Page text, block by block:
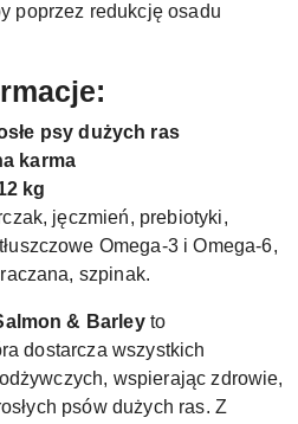
poprzez redukcję osadu
psy dużych ras
karma
kg
jęczmień, prebiotyki,
Omega-3 i Omega-6,
szpinak.
& Barleyto
dostarcza wszystkich
wspierając zdrowie,
psów dużych ras. Z